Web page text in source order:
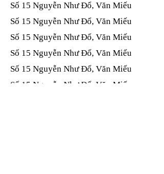
Số 15 Nguyễn Như Đổ, Văn Miếu​​​​
Số 15 Nguyễn Như Đổ, Văn Miếu​​​​
Số 15 Nguyễn Như Đổ, Văn Miếu​​​​
Số 15 Nguyễn Như Đổ, Văn Miếu​​​​
Số 15 Nguyễn Như Đổ, Văn Miếu​​​​
Số 15 Nguyễn Như Đổ, Văn Miếu​​​​